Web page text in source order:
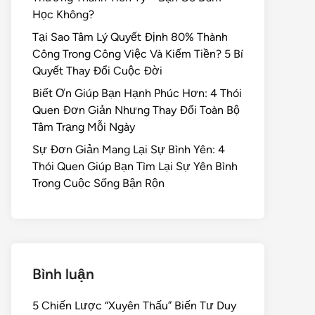
Học Không?
Tại Sao Tâm Lý Quyết Định 80% Thành
Công Trong Công Việc Và Kiếm Tiền? 5 Bí
Quyết Thay Đổi Cuộc Đời
Biết Ơn Giúp Bạn Hạnh Phúc Hơn: 4 Thói
Quen Đơn Giản Nhưng Thay Đổi Toàn Bộ
Tâm Trạng Mỗi Ngày
Sự Đơn Giản Mang Lại Sự Bình Yên: 4
Thói Quen Giúp Bạn Tìm Lại Sự Yên Bình
Trong Cuộc Sống Bận Rộn
Bình luận
5 Chiến Lược “Xuyên Thấu” Biến Tư Duy